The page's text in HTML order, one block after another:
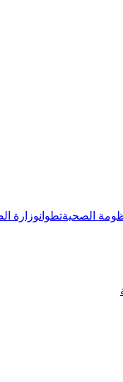
الصحيةتطوانوزارة